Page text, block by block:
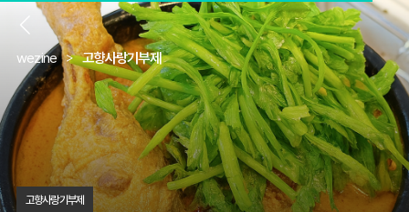
wezine 고향사랑기부제
고향사랑기부제